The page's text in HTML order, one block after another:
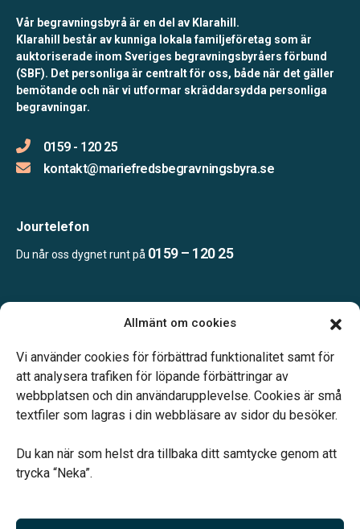
Allmänt om cookies
Vi använder cookies för förbättrad funktionalitet samt för
att analysera trafiken för löpande förbättringar av
webbplatsen och din användarupplevelse. Cookies är små
textfiler som lagras i din webbläsare av sidor du besöker.
Du kan när som helst dra tillbaka ditt samtycke genom att
trycka “Neka”.
Vår begravningsbyrå är en del av Klarahill.
Klarahill består av kunniga lokala familjeföretag som är
auktoriserade inom Sveriges begravningsbyråers förbund
(SBF). Det personliga är centralt för oss, både när det gäller
bemötande och när vi utformar skräddarsydda personliga
begravningar.
0159 - 120 25
kontakt@mariefredsbegravningsbyra.se
Jourtelefon
Du når oss dygnet runt på 0159 – 120 25
Annan tid efter överenskommelse.
Telefonjour dygnet runt.